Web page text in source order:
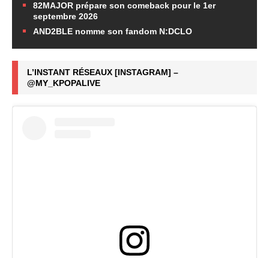
82MAJOR prépare son comeback pour le 1er
septembre 2026
AND2BLE nomme son fandom N:DCLO
L’INSTANT RÉSEAUX [INSTAGRAM] –
@MY_KPOPALIVE